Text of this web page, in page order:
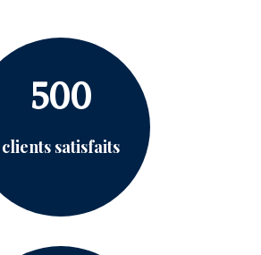
500
clients satisfaits